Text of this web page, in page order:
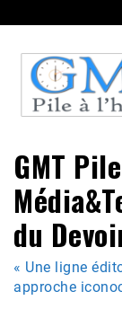
to
content
GMT
du
« Une ligne
approche